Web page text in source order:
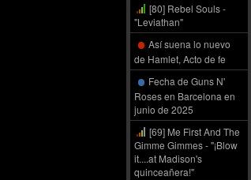
[80] Rebel Souls -
"Leviathan"
Así suena lo nuevo
de Hamlet, Acto de fe
Fecha de Guns N'
Roses en Barcelona en
junio de 2025
[69] Me First And The
Gimme Gimmes - "¡Blow
it....at Madison's
quinceañera!"